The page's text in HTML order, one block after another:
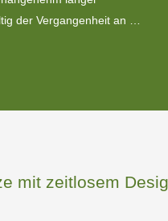
der Vergangenheit an …
mit zeitlosem